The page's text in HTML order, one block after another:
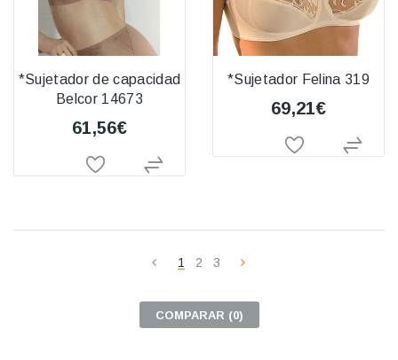
*Sujetador de capacidad
Belcor 14673
61,56€
*Sujetador Felina 319
69,21€
1 2 3
COMPARAR (0)